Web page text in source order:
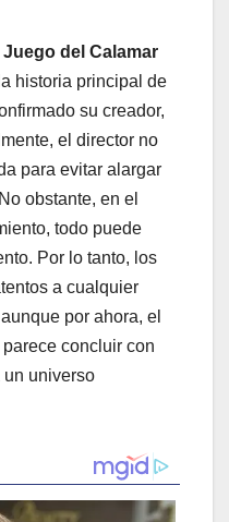
Juego del Calamar
historia principal de
su creador,
el director no
para evitar alargar
obstante, en el
todo puede
Por lo tanto, los
a cualquier
por ahora, el
concluir con
un universo